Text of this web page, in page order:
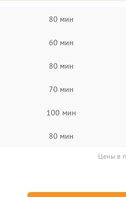
80 мин
60 мин
80 мин
70 мин
100 мин
80 мин
Цены в